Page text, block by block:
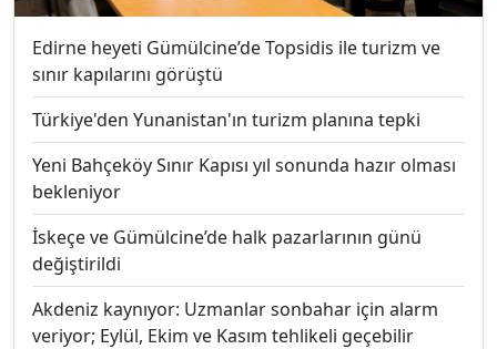
Edirne heyeti Gümülcine’de Topsidis ile turizm ve
sınır kapılarını görüştü
Türkiye'den Yunanistan'ın turizm planına tepki
Yeni Bahçeköy Sınır Kapısı yıl sonunda hazır olması
bekleniyor
İskeçe ve Gümülcine’de halk pazarlarının günü
değiştirildi
Akdeniz kaynıyor: Uzmanlar sonbahar için alarm
veriyor; Eylül, Ekim ve Kasım tehlikeli geçebilir